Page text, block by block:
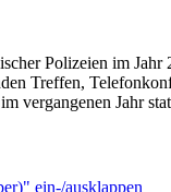
Polizeien im
Treffen,
vergangenen Jahr
ein-/ausklappen